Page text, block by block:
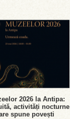
2026 la Antipa:
activități nocturne
spune povești